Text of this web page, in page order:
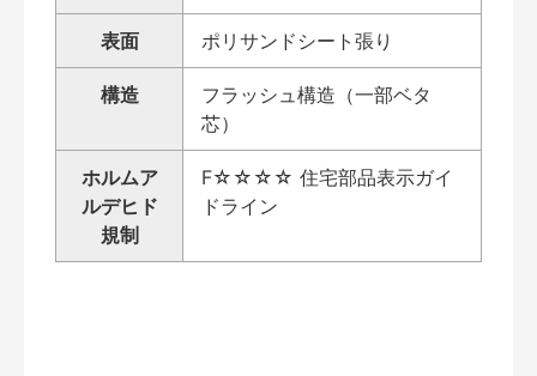
表面 ポリサンドシート張り
構造
フラッシュ構造（一部ベタ
芯）
ホルムア
ルデヒド
規制
F☆☆☆☆ 住宅部品表示ガイ
ドライン